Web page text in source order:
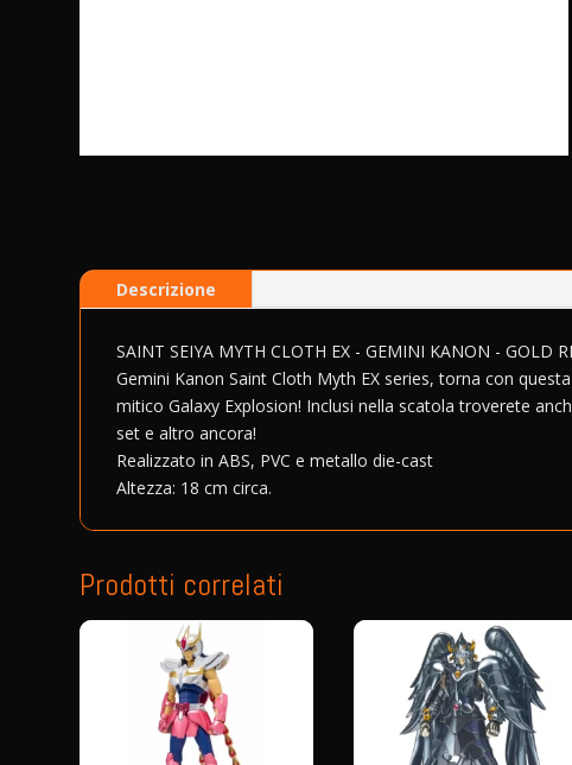
Descrizione
SAINT SEIYA MYTH CLOTH EX - GEMINI KANON - GOLD
Gemini Kanon Saint Cloth Myth EX series, torna con
mitico Galaxy Explosion! Inclusi nella scatola troverete
set e altro ancora!
Realizzato in ABS, PVC e metallo die-cast
Altezza: 18 cm circa.
Prodotti correlati